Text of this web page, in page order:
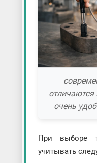
очень
При выборе
учитывать